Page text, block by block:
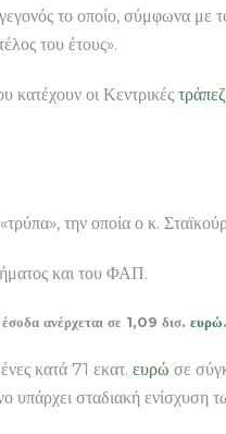
το οποίο, σύμφωνα με
του έτους».
κατέχουν οι Κεντρικές
την οποία ο κ.
και του ΦΑΠ.
ανέρχεται σε 1,09 δισ. ευρώ.
κατά 71 εκατ. ευρώ σε
υπάρχει σταδιακή